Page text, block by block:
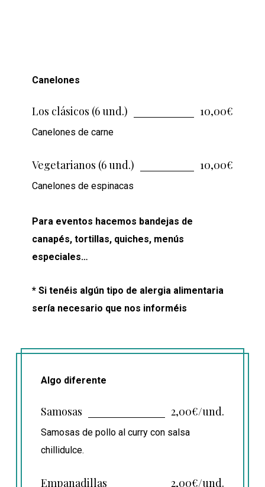
Canelones
Los clásicos (6 und.) 10,00€
Canelones de carne
Vegetarianos (6 und.) 10,00€
Canelones de espinacas
Para eventos hacemos bandejas de
canapés, tortillas, quiches, menús
especiales…
* Si tenéis algún tipo de alergia alimentaria
sería necesario que nos informéis
Algo diferente
Samosas 2,00€/und.
Samosas de pollo al curry con salsa
chillidulce.
Empanadillas 2,00€/und.